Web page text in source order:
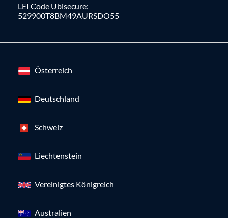
LEI Code Ubisecure:
529900T8BM49AURSDO55
Österreich
Deutschland
Schweiz
Liechtenstein
Vereinigtes Königreich
Australien